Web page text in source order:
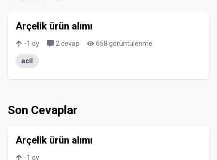
Arçelik ürün alımı
-1 oy 2 cevap 658 görüntülenme
acil
Son Cevaplar
Arçelik ürün alımı
-1 oy